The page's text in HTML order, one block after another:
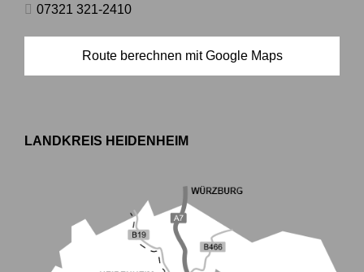
07321 321-2410
Route berechnen mit Google Maps
LANDKREIS HEIDENHEIM